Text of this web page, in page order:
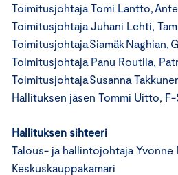
Toimitusjohtaja Tomi Lantto,
Toimitusjohtaja Juhani Lehti,
Toimitusjohtaja Siamäk Naghian,
Toimitusjohtaja Panu Routila,
Toimitusjohtaja Susanna
Hallituksen jäsen Tommi Uitto,
Hallituksen sihteeri
Talous- ja hallintojohtaja Yvonne
Keskuskauppakamari